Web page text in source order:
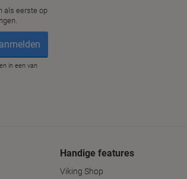
Handige features
Viking Shop